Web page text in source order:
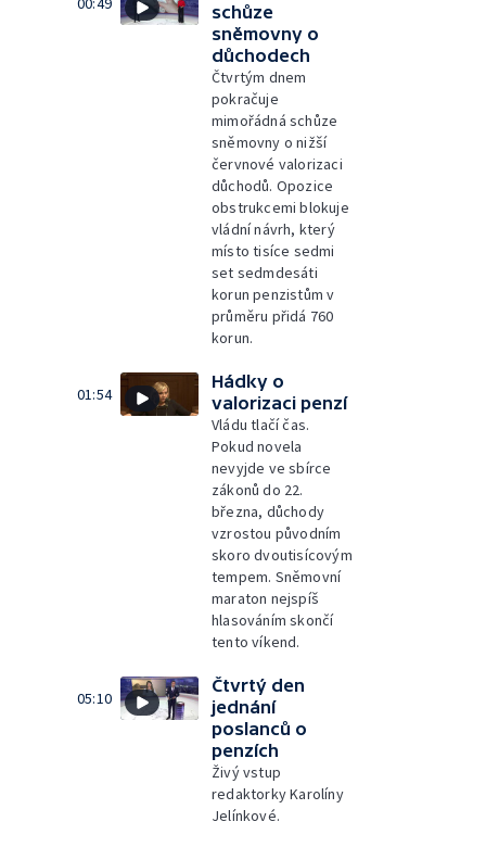
schůze
sněmovny o
důchodech
Čtvrtým dnem
pokračuje
mimořádná schůze
sněmovny o nižší
červnové valorizaci
důchodů. Opozice
obstrukcemi blokuje
vládní návrh, který
místo tisíce sedmi
set sedmdesáti
korun penzistům v
průměru přidá 760
korun.
01:54
Hádky o
valorizaci penzí
Vládu tlačí čas.
Pokud novela
nevyjde ve sbírce
zákonů do 22.
března, důchody
vzrostou původním
skoro dvoutisícovým
tempem. Sněmovní
maraton nejspíš
hlasováním skončí
tento víkend.
05:10
Čtvrtý den
jednání
poslanců o
penzích
Živý vstup
redaktorky Karolíny
Jelínkové.